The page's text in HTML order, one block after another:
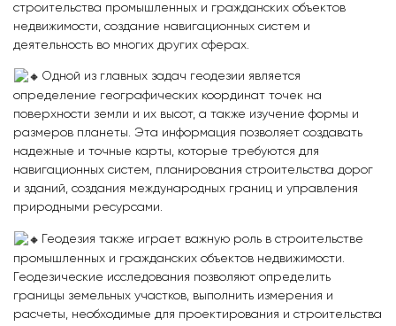
строительства промышленных и гражданских объектов
недвижимости, создание навигационных систем и
деятельность во многих других сферах.
Одной из главных задач геодезии является
определение географических координат точек на
поверхности земли и их высот, а также изучение формы и
размеров планеты. Эта информация позволяет создавать
надежные и точные карты, которые требуются для
навигационных систем, планирования строительства дорог
и зданий, создания международных границ и управления
природными ресурсами.
Геодезия также играет важную роль в строительстве
промышленных и гражданских объектов недвижимости.
Геодезические исследования позволяют определить
границы земельных участков, выполнить измерения и
расчеты, необходимые для проектирования и строительства